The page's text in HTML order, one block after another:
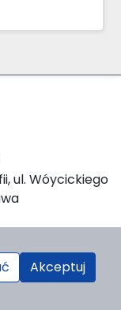
ul. Wóycickiego
5, domek
Akceptuj